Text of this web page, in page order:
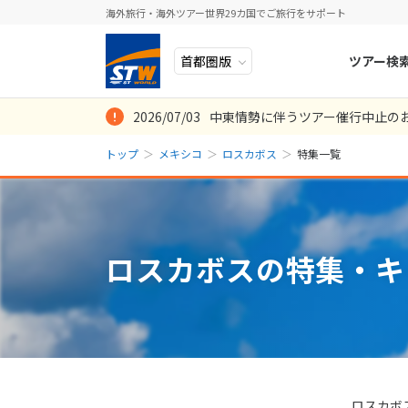
海外旅行・海外ツアー世界29カ国でご旅行をサポート
ツアー検
ヨーロッパ
中近東・トルコ
ロシア・中央アジア
中南米・カリブ海
モルディブ・他インド洋
イタリア
スイス
ポーランド
スロヴェ
北マケド
人気のテーマ
お得な旅
秋旅
2026/07/03 中東情勢に伴うツアー催行中止の
トップ メキシコ ロスカボス 特集一覧
ロスカボスの特集・